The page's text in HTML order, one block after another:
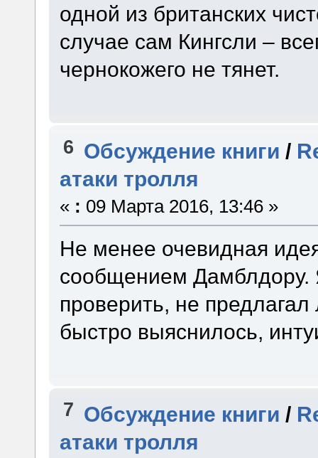
одной из британских
случае сам Кингсли –
чернокожего не тянет.
6 Обсуждение книги /
атаки тролля
« : 09 Марта 2016, 13:46 »
Не менее очевидная
сообщением Дамблдору.
проверить, не
быстро выяснилось,
7 Обсуждение книги /
атаки тролля